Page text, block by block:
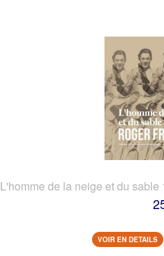
L'homme de la neige et du
VOIR EN DETAILS